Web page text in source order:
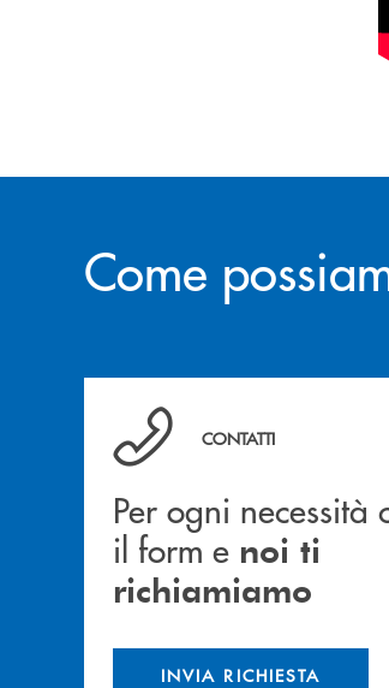
Come
Per ogni necessità compila
CONTATTI
Per ogni necessità
il form e noi ti
richiamiamo
INVIA RICHIESTA